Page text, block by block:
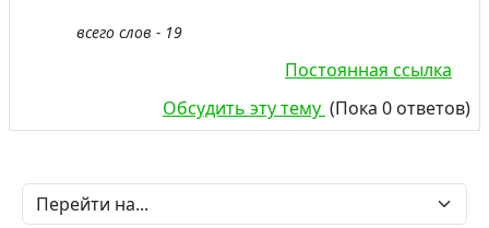
всего слов - 19
Постоянная ссылка
Обсудить эту тему (Пока 0 ответов)
Перейти на...